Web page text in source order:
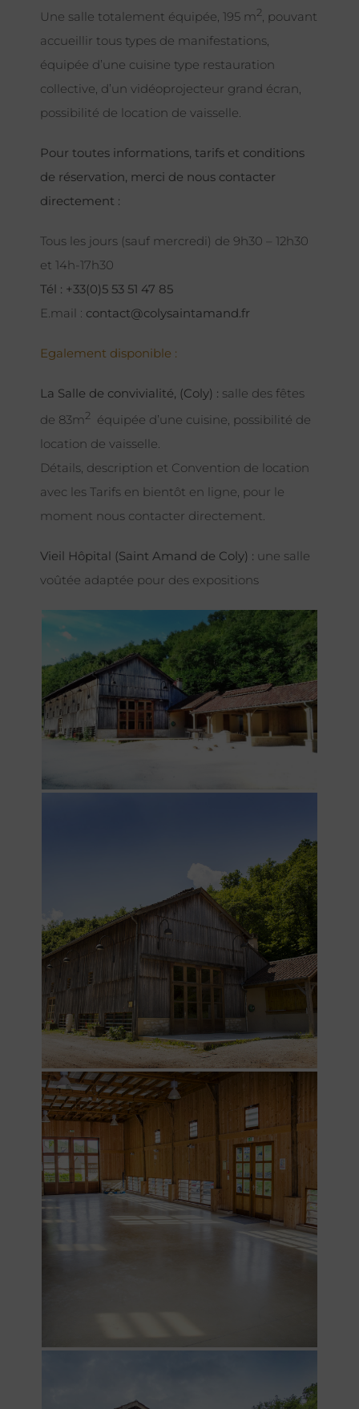
Une salle totalement équipée, 195 m2, pouvant
accueillir tous types de manifestations,
équipée d’une cuisine type restauration
collective, d’un vidéoprojecteur grand écran,
possibilité de location de vaisselle.
Pour toutes informations, tarifs et conditions
de réservation, merci de nous contacter
directement :
Tous les jours (sauf mercredi) de 9h30 – 12h30
et 14h-17h30
Tél : +33(0)5 53 51 47 85
E.mail : contact@colysaintamand.fr
Egalement disponible :
La Salle de convivialité, (Coly) : salle des fêtes
de 83m2 équipée d’une cuisine, possibilité de
location de vaisselle.
Détails, description et Convention de location
avec les Tarifs en bientôt en ligne, pour le
moment nous contacter directement.
Vieil Hôpital (Saint Amand de Coly) : une salle
voûtée adaptée pour des expositions